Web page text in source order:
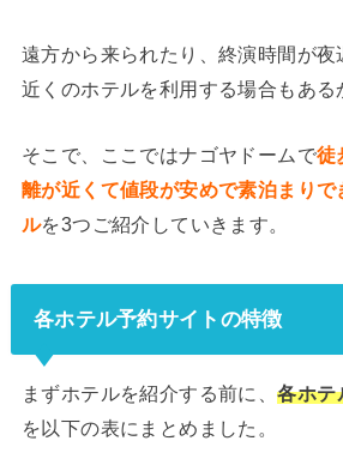
遠方から来られたり、終演時間が夜
近くのホテルを利用する場合もある
そこで、ここではナゴヤドームで徒
離が近くて値段が安めで素泊まり
ルを3つご紹介していきます。
各ホテル予約サイトの特徴
まずホテルを紹介する前に、各ホテ
を以下の表にまとめました。